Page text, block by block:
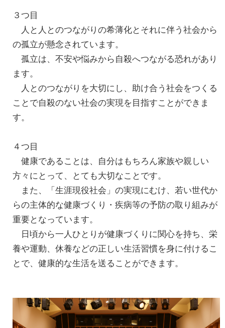
３つ目
人と人とのつながりの希薄化とそれに伴う社会から
の孤立が懸念されています。
孤立は、不安や悩みから自殺へつながる恐れがあり
ます。
人とのつながりを大切にし、助け合う社会をつくる
ことで自殺のない社会の実現を目指すことができま
す。
４つ目
健康であることは、自分はもちろん家族や親しい
方々にとって、とても大切なことです。
また、「生涯現役社会」の実現にむけ、若い世代か
らの主体的な健康づくり・疾病等の予防の取り組みが
重要となっています。
日頃から一人ひとりが健康づくりに関心を持ち、栄
養や運動、休養などの正しい生活習慣を身に付けるこ
とで、健康的な生活を送ることができます。